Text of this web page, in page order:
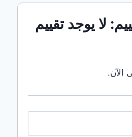
لا يوجد تقييم
الآن.